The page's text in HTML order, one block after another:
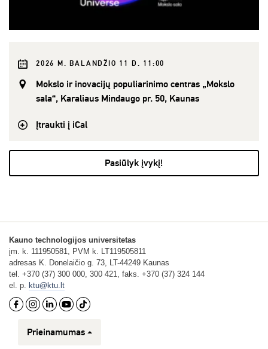
2026 M. BALANDŽIO 11 D. 11:00
Mokslo ir inovacijų populiarinimo centras „Mokslo
sala“, Karaliaus Mindaugo pr. 50, Kaunas
Įtraukti į iCal
Pasiūlyk įvykį!
Kauno technologijos universitetas
įm. k. 111950581, PVM k. LT119505811
adresas K. Donelaičio g. 73, LT-44249 Kaunas
tel. +370 (37) 300 000, 300 421, faks. +370 (37) 324 144
el. p.
ktu@ktu.lt
Prieinamumas